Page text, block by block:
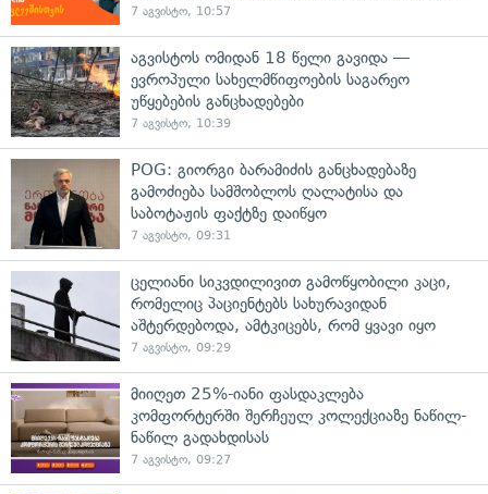
7 აგვისტო, 10:57
აგვისტოს ომიდან 18 წელი გავიდა —
ევროპული სახელმწიფოების საგარეო
უწყებების განცხადებები
7 აგვისტო, 10:39
POG: გიორგი ბარამიძის განცხადებაზე
გამოძიება სამშობლოს ღალატისა და
საბოტაჟის ფაქტზე დაიწყო
7 აგვისტო, 09:31
ცელიანი სიკვდილივით გამოწყობილი კაცი,
რომელიც პაციენტებს სახურავიდან
აშტერდებოდა, ამტკიცებს, რომ ყვავი იყო
7 აგვისტო, 09:29
მიიღეთ 25%-იანი ფასდაკლება
კომფორტერში შერჩეულ კოლექციაზე ნაწილ-
ნაწილ გადახდისას
7 აგვისტო, 09:27